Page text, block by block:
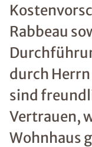
Rabbeau
durch
sind
Vertrauen,
Wohnhaus